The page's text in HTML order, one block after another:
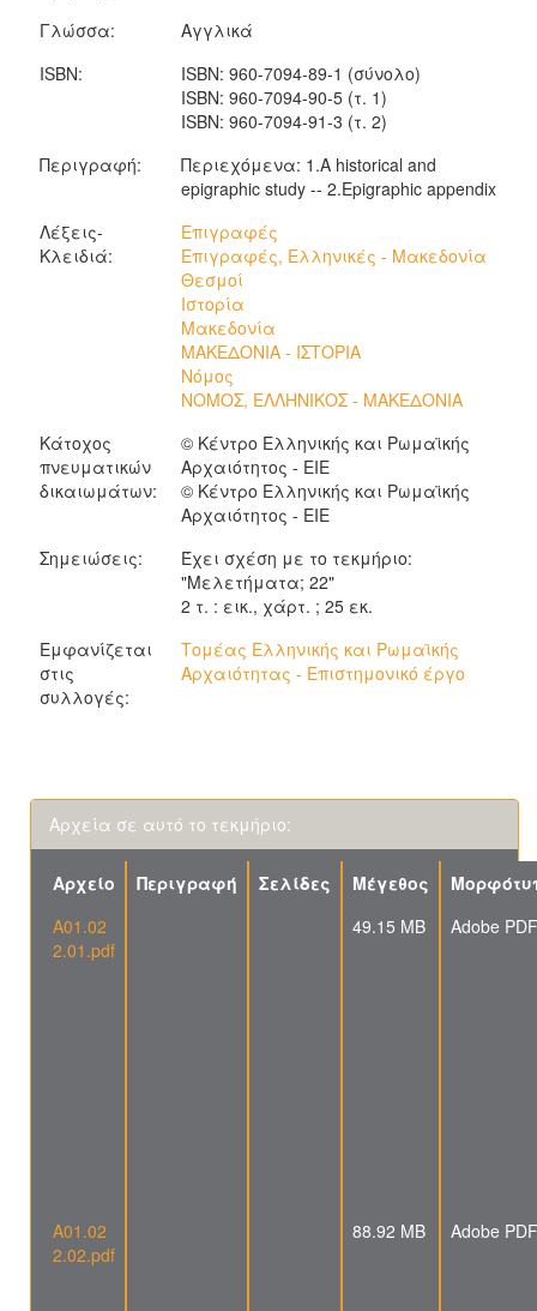
Γλώσσα:
Αγγλικά
ISBN:
ISBN: 960-7094-89-1 (σύνολο)
ISBN: 960-7094-90-5 (τ. 1)
ISBN: 960-7094-91-3 (τ. 2)
Περιγραφή:
Περιεχόμενα: 1.A historical and
epigraphic study -- 2.Epigraphic appendix
Λέξεις-
Κλειδιά:
Επιγραφές
Επιγραφές, Ελληνικές - Μακεδονία
Θεσμοί
Ιστορία
Μακεδονία
ΜΑΚΕΔΟΝΙΑ - ΙΣΤΟΡΙΑ
Νόμος
ΝΟΜΟΣ, ΕΛΛΗΝΙΚΟΣ - ΜΑΚΕΔΟΝΙΑ
Κάτοχος
πνευματικών
δικαιωμάτων:
© Κέντρο Ελληνικής και Ρωμαϊκής
Αρχαιότητος - ΕΙΕ
© Κέντρο Ελληνικής και Ρωμαϊκής
Αρχαιότητος - ΕΙΕ
Σημειώσεις:
Έχει σχέση με το τεκμήριο:
"Μελετήματα; 22"
2 τ. : εικ., χάρτ. ; 25 εκ.
Εμφανίζεται
στις
συλλογές:
Τομέας Ελληνικής και Ρωμαϊκής
Αρχαιότητας - Επιστημονικό έργο
Αρχεία σε αυτό το τεκμήριο:
Αρχείο Περιγραφή Σελίδες Μέγεθος
A01.02
2.01.pdf
49.15 MB Adobe PDF
A01.02
2.02.pdf
88.92 MB Adobe PDF